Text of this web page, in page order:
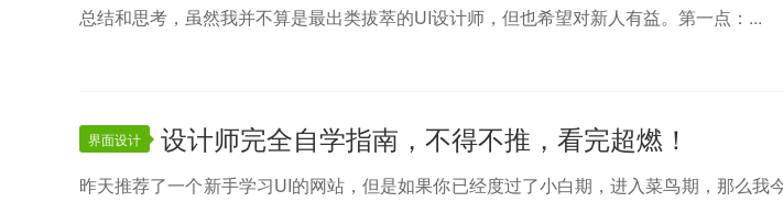
总结和思考，虽然我并不算是最出类拔萃的UI设计师，但也希望对新人有益。第一点：...
界面设计 设计师完全自学指南，不得不推，看完超燃！
昨天推荐了一个新手学习UI的网站，但是如果你已经度过了小白期，进入菜鸟期，那么我